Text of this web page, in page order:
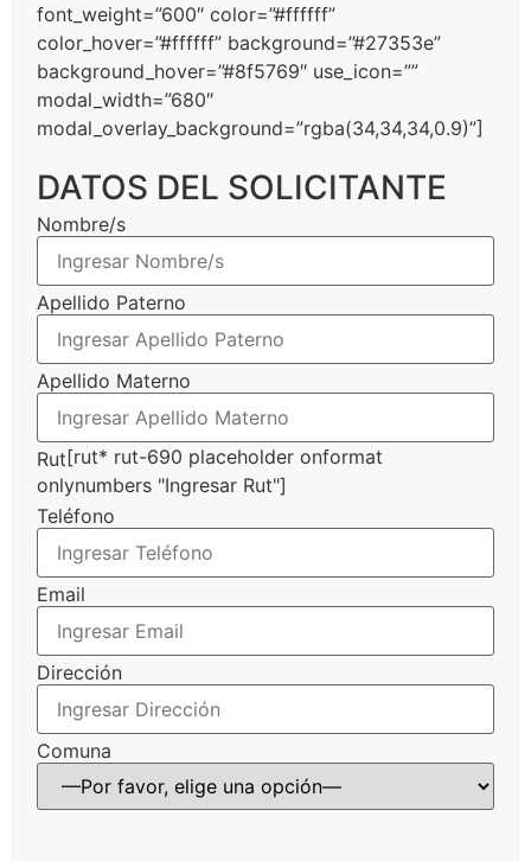
font_weight=”600″ color=”#ffffff”
color_hover=”#ffffff” background=”#27353e”
background_hover=”#8f5769″ use_icon=””
modal_width=”680″
modal_overlay_background=”rgba(34,34,34,0.9)”]
DATOS DEL SOLICITANTE
Nombre/s
Apellido Paterno
Apellido Materno
Rut[rut* rut-690 placeholder onformat
onlynumbers "Ingresar Rut"]
Teléfono
Email
Dirección
Comuna